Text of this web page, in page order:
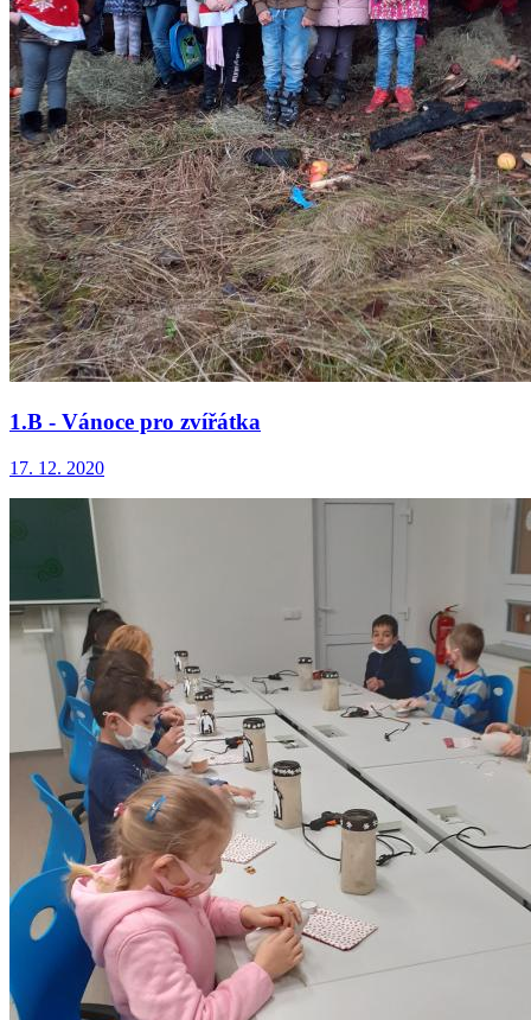
1.B - Vánoce pro zvířátka
17. 12. 2020